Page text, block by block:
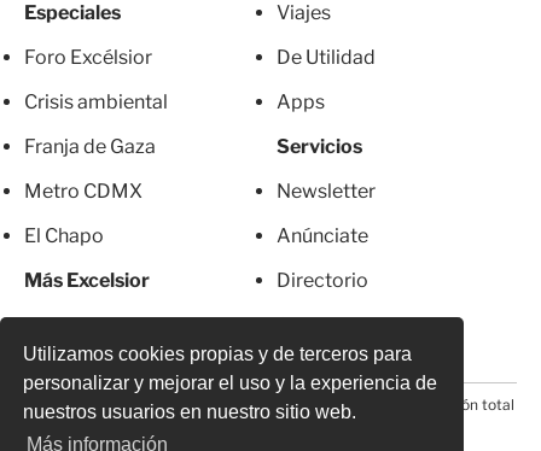
Utilizamos cookies propias y de terceros para
personalizar y mejorar el uso y la experiencia de
nuestros usuarios en nuestro sitio web.
Más información
Especiales
Foro Excélsior
Crisis ambiental
Franja de Gaza
Metro CDMX
El Chapo
Más Excelsior
Viajes
De Utilidad
Apps
Servicios
Newsletter
Anúnciate
Directorio
© 2026 Todos los derechos reservados. Prohibida la reproducción total
o parcial, incluyendo cualquier medio electrónico*